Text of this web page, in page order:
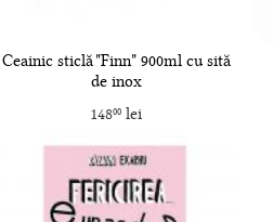
Ceainic sticlă "Finn" 900ml cu sită
de inox
14800 lei